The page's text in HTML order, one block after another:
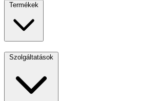
Termékek
Szolgáltatások